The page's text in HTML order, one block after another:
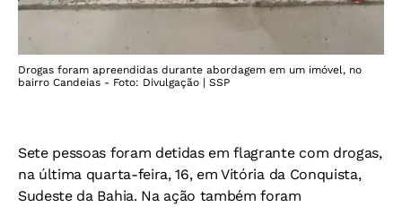
Drogas foram apreendidas durante abordagem em um imóvel, no
bairro Candeias - Foto: Divulgação | SSP
Sete pessoas foram detidas em flagrante com drogas,
na última quarta-feira, 16, em Vitória da Conquista,
Sudeste da Bahia. Na ação também foram